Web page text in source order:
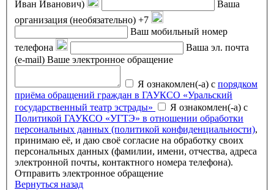
Иван Иванович)
Ваша
организация (необязательно) +7
Ваш мобильный номер
телефона
Ваша эл. почта
(e-mail) Ваше электронное обращение
Я ознакомлен(-а) с порядком
приёма обращений граждан в ГАУКСО «Уральский
государственный театр эстрады»
Я ознакомлен(-а) с
Политикой ГАУКСО «УГТЭ» в отношении обработки
персональных данных (политикой конфиденциальности),
принимаю её, и даю своё согласие на обработку своих
персональных данных (фамилии, имени, отчества, адреса
электронной почты, контактного номера телефона).
Отправить электронное обращение
Вернуться назад